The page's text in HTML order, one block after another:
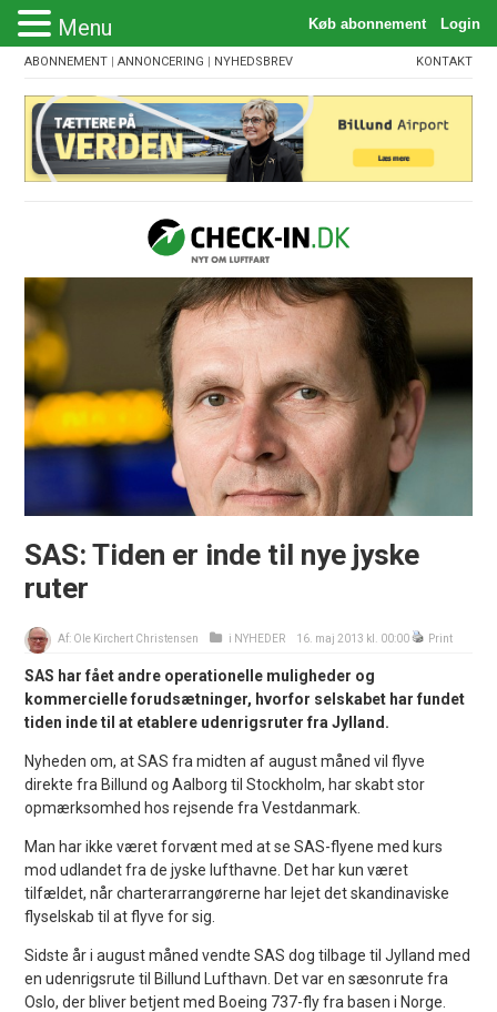
ABONNEMENT |ANNONCERING | NYHEDSBREV KONTAKT
SAS: Tiden er inde til nye jyske
ruter
Af: Ole Kirchert Christensen i NYHEDER 16. maj 2013 kl. 00:00 Print
SAS har fået andre operationelle muligheder og
kommercielle forudsætninger, hvorfor selskabet har fundet
tiden inde til at etablere udenrigsruter fra Jylland.
Nyheden om, at SAS fra midten af august måned vil flyve
direkte fra Billund og Aalborg til Stockholm, har skabt stor
opmærksomhed hos rejsende fra Vestdanmark.
Man har ikke været forvænt med at se SAS-flyene med kurs
mod udlandet fra de jyske lufthavne. Det har kun været
tilfældet, når charterarrangørerne har lejet det skandinaviske
flyselskab til at flyve for sig.
Sidste år i august måned vendte SAS dog tilbage til Jylland med
en udenrigsrute til Billund Lufthavn. Det var en sæsonrute fra
Oslo, der bliver betjent med Boeing 737-fly fra basen i Norge.
Menu